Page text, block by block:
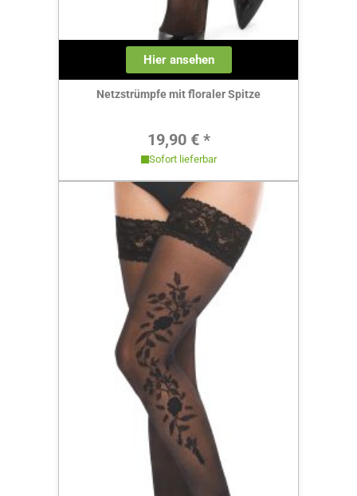
Hier ansehen
Netzstrümpfe mit floraler Spitze
Regulärer Preis:
19,90 € *
Sofort lieferbar